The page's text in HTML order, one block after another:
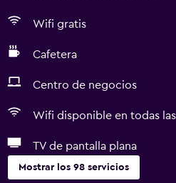
Wifi gratis
Cafetera
Centro de negocios
Wifi disponible en todas
TV de pantalla plana
Mostrar los 98 servicios